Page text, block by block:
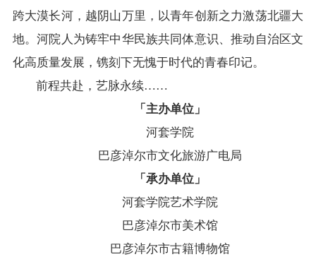
跨大漠长河，越阴山万里，以青年创新之力激荡北疆大
地。河院人为铸牢中华民族共同体意识、推动自治区文
化高质量发展，镌刻下无愧于时代的青春印记。
前程共赴，艺脉永续……
「主办单位」
河套学院
巴彦淖尔市文化旅游广电局
「承办单位」
河套学院艺术学院
巴彦淖尔市美术馆
巴彦淖尔市古籍博物馆